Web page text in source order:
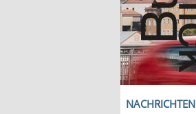
NACHRICHTEN